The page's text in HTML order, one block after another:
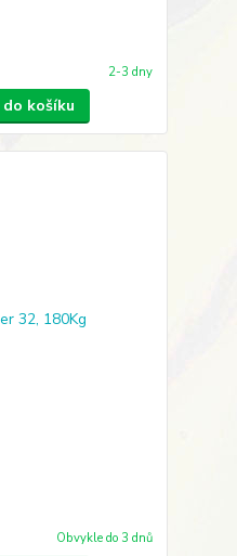
2-3 dny
košíku
Obvykle do 3 dnů